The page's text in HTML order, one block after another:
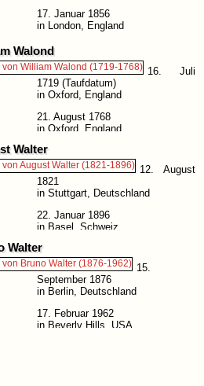
17. Januar 1856
in London, England
Walond
16. Juli
1719 (Taufdatum)
in Oxford, England
21. August 1768
in Oxford, England
Walter
12. August
1821
in Stuttgart, Deutschland
22. Januar 1896
in Basel, Schweiz
Walter
15.
September 1876
in Berlin, Deutschland
17. Februar 1962
in Beverly Hills, USA